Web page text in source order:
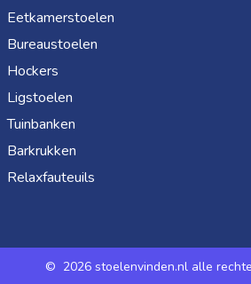
Eetkamerstoelen
Bureaustoelen
Hockers
Ligstoelen
Tuinbanken
Barkrukken
Relaxfauteuils
© 2026 stoelenvinden.nl alle